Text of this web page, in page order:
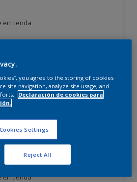
en tienda
Blanco más durable
en tienda
you agree to the storing of cookies
site navigation, analyze site usage, and
Declaración de cookies para
Cookies Settings
Reject All